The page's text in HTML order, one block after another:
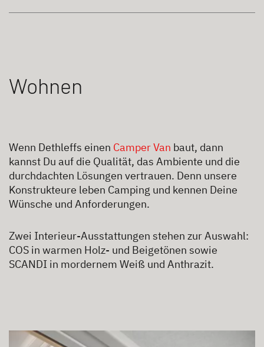
Wohnen
Wenn Dethleffs einen Camper Van baut, dann
kannst Du auf die Qualität, das Ambiente und die
durchdachten Lösungen vertrauen. Denn unsere
Konstrukteure leben Camping und kennen Deine
Wünsche und Anforderungen.
Zwei Interieur-Ausstattungen stehen zur Auswahl:
COS in warmen Holz- und Beigetönen sowie
SCANDI in mordernem Weiß und Anthrazit.